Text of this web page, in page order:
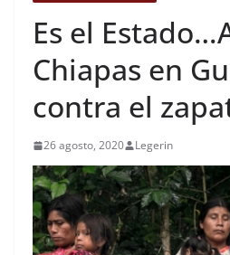
Es el
Chiapas en
contra el
26 agosto, 2020 Legerin